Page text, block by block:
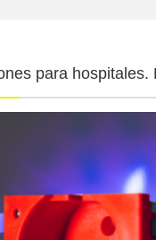
para hospitales.